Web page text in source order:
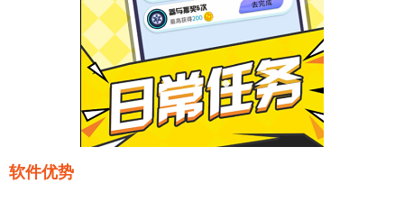
软件优势